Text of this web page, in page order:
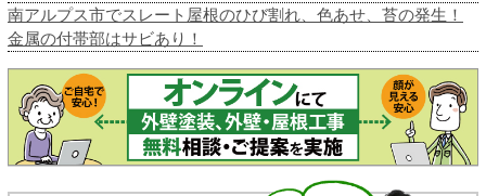
南アルプス市でスレート屋根のひび割れ、色あせ、苔の発生！
金属の付帯部はサビあり！